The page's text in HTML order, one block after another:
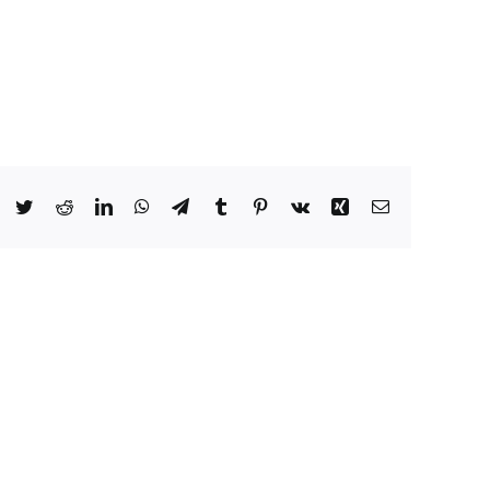
TwitterRedditLinkedInWhatsApp
TelegramTumblr Pinterest
Vk Xing Email